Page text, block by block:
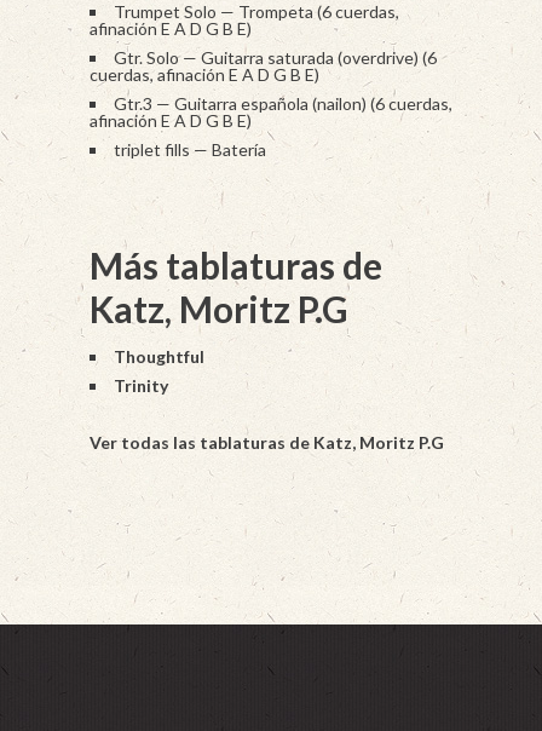
Trumpet Solo — Trompeta (6 cuerdas,
afinación E A D G B E)
Gtr. Solo — Guitarra saturada (overdrive) (6
cuerdas, afinación E A D G B E)
Gtr.3 — Guitarra española (nailon) (6 cuerdas,
afinación E A D G B E)
triplet fills — Batería
Más tablaturas de
Katz, Moritz P.G
Thoughtful
Trinity
Ver todas las tablaturas de Katz, Moritz P.G